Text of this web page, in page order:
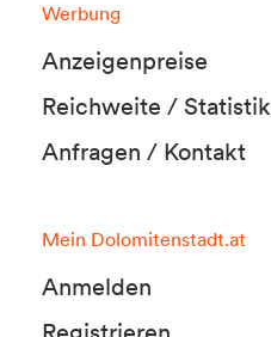
Werbung
Anzeigenpreise
Reichweite / Statistik
Anfragen / Kontakt
Mein Dolomitenstadt.at
Anmelden